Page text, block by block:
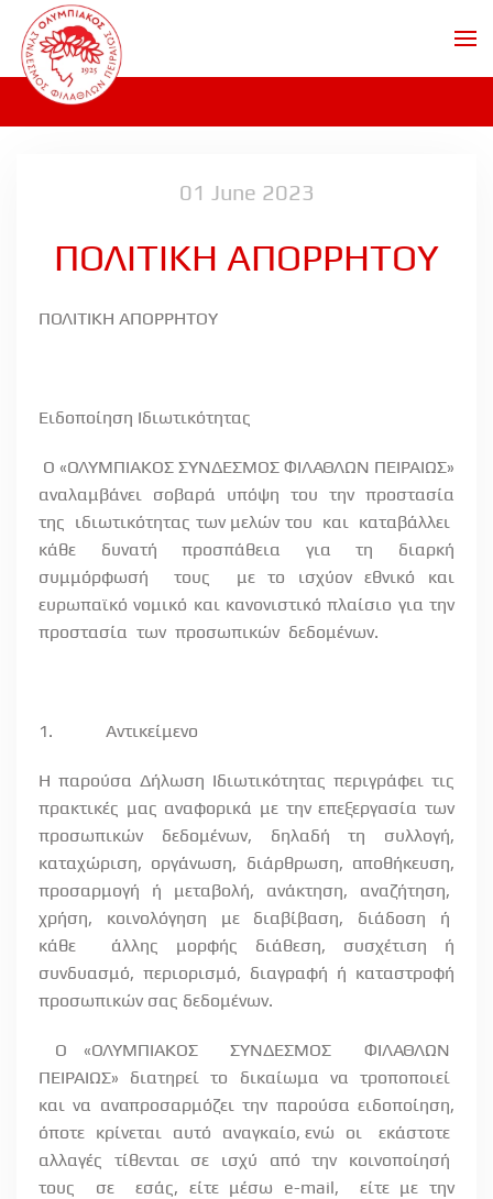
Skip to main content
01 June 2023
ΠΟΛΙΤΙΚΗ ΑΠΟΡΡΗΤΟΥ
ΠΟΛΙΤΙΚΗ ΑΠΟΡΡΗΤΟΥ
Ειδοποίηση Ιδιωτικότητας
Ο «ΟΛΥΜΠΙΑΚΟΣ ΣΥΝΔΕΣΜΟΣ ΦΙΛΑΘΛΩΝ ΠΕΙΡΑΙΩΣ»
αναλαμβάνει σοβαρά υπόψη του την προστασία
της ιδιωτικότητας των μελών του και καταβάλλει
κάθε
δυνατή προσπάθεια για τη
διαρκή
συμμόρφωσή
τους
με το ισχύον εθνικό και
ευρωπαϊκό νομικό και κανονιστικό πλαίσιο για την
προστασία των προσωπικών δεδομένων.
1. Αντικείμενο
Η παρούσα Δήλωση Ιδιωτικότητας περιγράφει τις
πρακτικές μας αναφορικά με την επεξεργασία των
προσωπικών δεδομένων, δηλαδή τη συλλογή,
καταχώριση, οργάνωση, διάρθρωση, αποθήκευση,
προσαρμογή
ή μεταβολή, ανάκτηση,
αναζήτηση,
χρήση,
κοινολόγηση με διαβίβαση, διάδοση
ή
κάθε
άλλης μορφής διάθεση, συσχέτιση ή
συνδυασμό, περιορισμό, διαγραφή ή καταστροφή
προσωπικών σας δεδομένων.
Ο «ΟΛΥΜΠΙΑΚΟΣ ΣΥΝΔΕΣΜΟΣ
ΦΙΛΑΘΛΩΝ
ΠΕΙΡΑΙΩΣ»
διατηρεί το δικαίωμα να τροποποιεί
και να αναπροσαρμόζει την παρούσα ειδοποίηση,
όποτε κρίνεται αυτό αναγκαίο, ενώ οι
εκάστοτε
αλλαγές
τίθενται σε ισχύ από την
κοινοποίησή
τους
σε εσάς, είτε μέσω e-mail,
είτε με την